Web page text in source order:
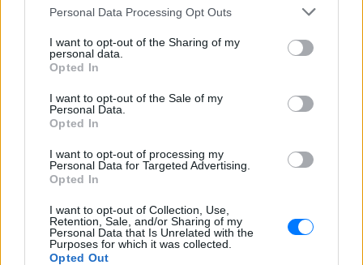
Personal Data Processing Opt Outs
I want to opt-out of the Sharing of my
personal data.
Opted In
I want to opt-out of the Sale of my
Personal Data.
Opted In
I want to opt-out of processing my
Personal Data for Targeted Advertising.
Opted In
I want to opt-out of Collection, Use,
Retention, Sale, and/or Sharing of my
Personal Data that Is Unrelated with the
Purposes for which it was collected.
Opted Out
ΣΤΗΝ ΙΔΙΑ ΚΑΤΗΓΟΡΙΑ
Ο μοναδικός Αμερικανός
Η συγκάλυψη, οι ταινίες και το «Smoking
Το κατακόκκινο σπίτι που
μοιάζει να αιωρείται πάνω από